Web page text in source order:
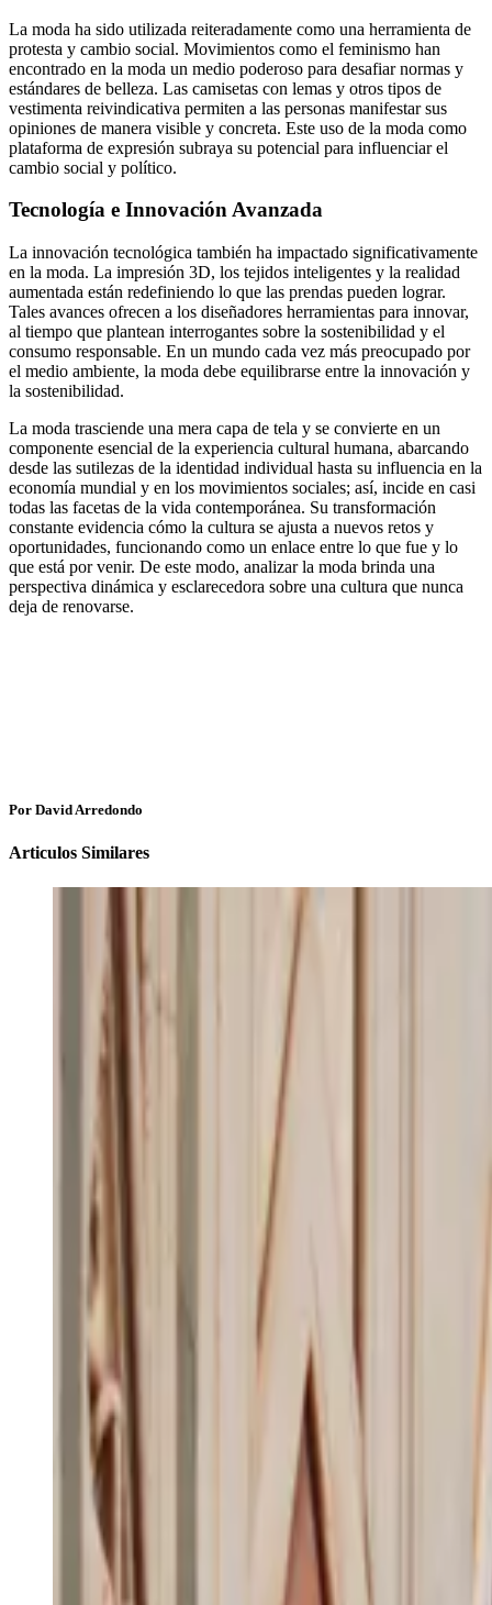
La moda ha sido utilizada reiteradamente como una herramienta de
protesta y cambio social. Movimientos como el feminismo han
encontrado en la moda un medio poderoso para desafiar normas y
estándares de belleza. Las camisetas con lemas y otros tipos de
vestimenta reivindicativa permiten a las personas manifestar sus
opiniones de manera visible y concreta. Este uso de la moda como
plataforma de expresión subraya su potencial para influenciar el
cambio social y político.
Tecnología e Innovación Avanzada
La innovación tecnológica también ha impactado significativamente
en la moda. La impresión 3D, los tejidos inteligentes y la realidad
aumentada están redefiniendo lo que las prendas pueden lograr.
Tales avances ofrecen a los diseñadores herramientas para innovar,
al tiempo que plantean interrogantes sobre la sostenibilidad y el
consumo responsable. En un mundo cada vez más preocupado por
el medio ambiente, la moda debe equilibrarse entre la innovación y
la sostenibilidad.
La moda trasciende una mera capa de tela y se convierte en un
componente esencial de la experiencia cultural humana, abarcando
desde las sutilezas de la identidad individual hasta su influencia en la
economía mundial y en los movimientos sociales; así, incide en casi
todas las facetas de la vida contemporánea. Su transformación
constante evidencia cómo la cultura se ajusta a nuevos retos y
oportunidades, funcionando como un enlace entre lo que fue y lo
que está por venir. De este modo, analizar la moda brinda una
perspectiva dinámica y esclarecedora sobre una cultura que nunca
deja de renovarse.
Por David Arredondo
Articulos Similares